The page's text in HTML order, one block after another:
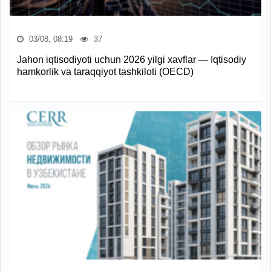
03/08, 08:19 37
Jahon iqtisodiyoti uchun 2026 yilgi xavflar — Iqtisodiy
hamkorlik va taraqqiyot tashkiloti (OECD)